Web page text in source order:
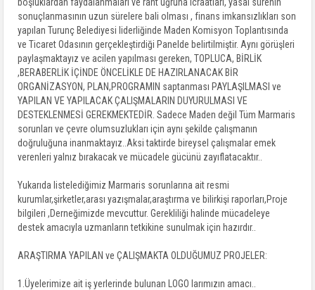
sonuçlanmasının uzun sürelere bali olması , finans imkansızlıkları son
yapılan Turunç Belediyesi liderliğinde Maden Komisyon Toplantısında
ve Ticaret Odasının gerçekleştirdiği Panelde belirtilmiştir. Aynı görüşleri
paylaşmaktayız ve acilen yapılması gereken, TOPLUCA, BİRLİK
,BERABERLİK İÇİNDE ÖNCELİKLE DE HAZIRLANACAK BİR
ORGANİZASYON, PLAN,PROGRAMIN saptanması PAYLAŞILMASI ve
YAPILAN VE YAPILACAK ÇALIŞMALARIN DUYURULMASI VE
DESTEKLENMESİ GEREKMEKTEDİR. Sadece Maden değil Tüm Marmaris
sorunları ve çevre olumsuzlukları için aynı şekilde çalışmanın
doğruluğuna inanmaktayız..Aksi taktirde bireysel çalışmalar emek
verenleri yalnız bırakacak ve mücadele gücünü zayıflatacaktır..
Yukarıda listelediğimiz Marmaris sorunlarına ait resmi
kurumlar,şirketler,arası yazışmalar,araştırma ve bilirkişi raporları,Proje
bilgileri ,Derneğimizde mevcuttur. Gerekliliği halinde mücadeleye
destek amacıyla uzmanların tetkikine sunulmak için hazırdır..
ARAŞTIRMA YAPILAN ve ÇALIŞMAKTA OLDUĞUMUZ PROJELER:
1.Üyelerimize ait iş yerlerinde bulunan LOGO larımızın amacı..